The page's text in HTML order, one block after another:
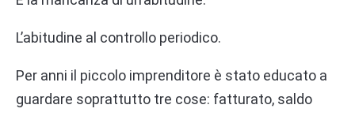
L’abitudine al controllo periodico.
Per anni il piccolo imprenditore è stato educato a
guardare soprattutto tre cose: fatturato, saldo